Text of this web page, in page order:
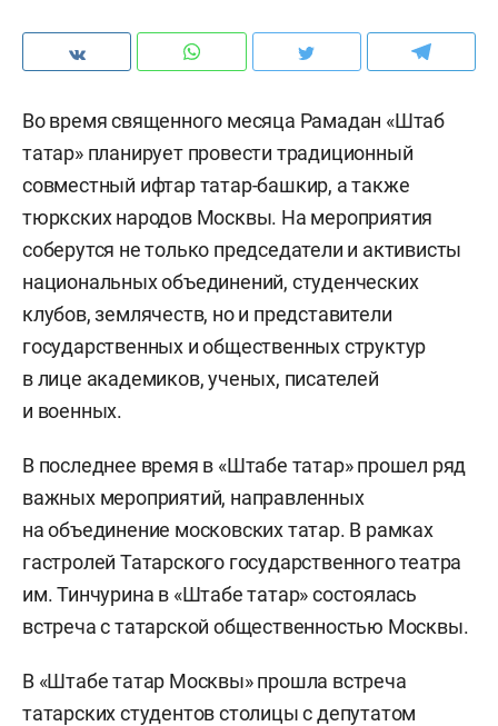
Во время священного месяца Рамадан «Штаб
татар» планирует провести традиционный
совместный ифтар татар-башкир, а также
тюркских народов Москвы. На мероприятия
соберутся не только председатели и активисты
национальных объединений, студенческих
клубов, землячеств, но и представители
государственных и общественных структур
в лице академиков, ученых, писателей
и военных.
В последнее время в «Штабе татар» прошел ряд
важных мероприятий, направленных
на объединение московских татар. В рамках
гастролей Татарского государственного театра
им. Тинчурина в «Штабе татар» состоялась
встреча с татарской общественностью Москвы.
В «Штабе татар Москвы» прошла встреча
татарских студентов столицы с депутатом